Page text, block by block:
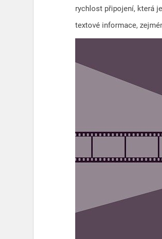
rychlost připojení, která
textové informace,